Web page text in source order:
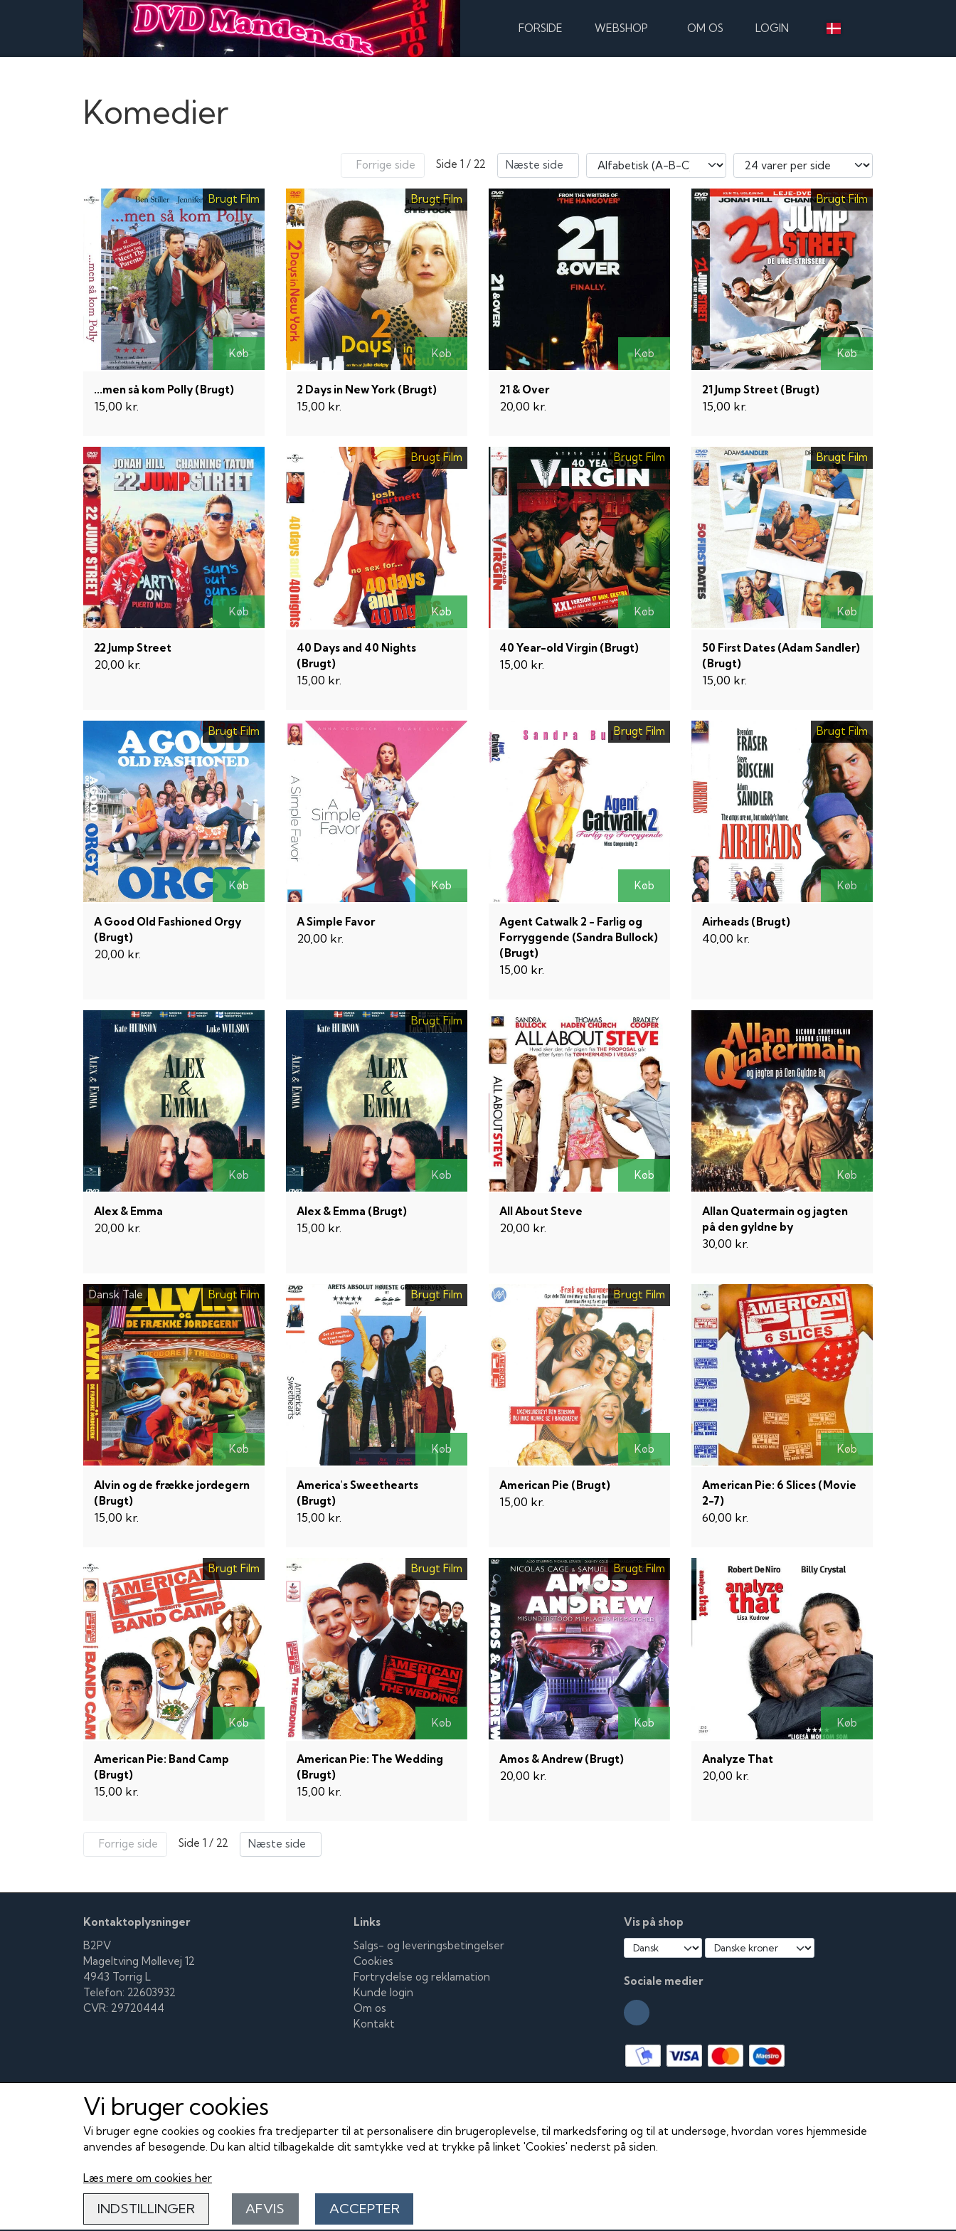
FORSIDE WEBSHOP OM OS LOGIN
Komedier
Forrige side Side 1 / 22 Næste side
Brugt Film
Køb
...men så kom Polly (Brugt)
15,00 kr.
Brugt Film
Køb
2 Days in New York (Brugt)
15,00 kr.
Køb
21 & Over
20,00 kr.
Brugt Film
Køb
21 Jump Street (Brugt)
15,00 kr.
Køb
22 Jump Street
20,00 kr.
Brugt Film
Køb
40 Days and 40 Nights
(Brugt)
15,00 kr.
Brugt Film
Køb
40 Year-old Virgin (Brugt)
15,00 kr.
Brugt Film
Køb
50 First Dates (Adam Sandler)
(Brugt)
15,00 kr.
Brugt Film
Køb
A Good Old Fashioned Orgy
(Brugt)
20,00 kr.
Køb
A Simple Favor
20,00 kr.
Brugt Film
Køb
Agent Catwalk 2 - Farlig og
Forryggende (Sandra Bullock)
(Brugt)
15,00 kr.
Brugt Film
Køb
Airheads (Brugt)
40,00 kr.
Køb
Alex & Emma
20,00 kr.
Brugt Film
Køb
Alex & Emma (Brugt)
15,00 kr.
Køb
All About Steve
20,00 kr.
Køb
Allan Quatermain og jagten
på den gyldne by
30,00 kr.
Dansk Tale Brugt Film
Køb
Alvin og de frække jordegern
(Brugt)
15,00 kr.
Brugt Film
Køb
America's Sweethearts
(Brugt)
15,00 kr.
Brugt Film
Køb
American Pie (Brugt)
15,00 kr.
Køb
American Pie: 6 Slices (Movie
2-7)
60,00 kr.
Brugt Film
Køb
American Pie: Band Camp
(Brugt)
15,00 kr.
Brugt Film
Køb
American Pie: The Wedding
(Brugt)
15,00 kr.
Brugt Film
Køb
Amos & Andrew (Brugt)
20,00 kr.
Køb
Analyze That
20,00 kr.
Forrige side Side 1 / 22 Næste side
Kontaktoplysninger
B2PV
Mageltving Møllevej 12
4943 Torrig L
Telefon: 22603932
CVR: 29720444
Links
Salgs- og leveringsbetingelser
Cookies
Fortrydelse og reklamation
Kunde login
Om os
Kontakt
Vis på shop
Sociale medier
Vi bruger cookies
Vi bruger egne cookies og cookies fra tredjeparter til at personalisere din brugeroplevelse, til markedsføring og til at undersøge, hvordan vores hjemmeside
anvendes af besøgende. Du kan altid tilbagekalde dit samtykke ved at trykke på linket 'Cookies' nederst på siden.
Læs mere om cookies her
INDSTILLINGER AFVIS ACCEPTER